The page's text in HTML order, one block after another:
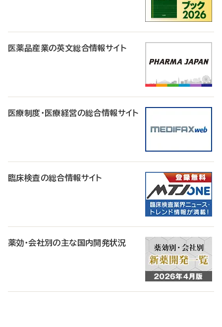
医薬品産業の英文総合情報サイト
医療制度・医療経営の総合情報サイト
臨床検査の総合情報サイト
薬効・会社別の主な国内開発状況